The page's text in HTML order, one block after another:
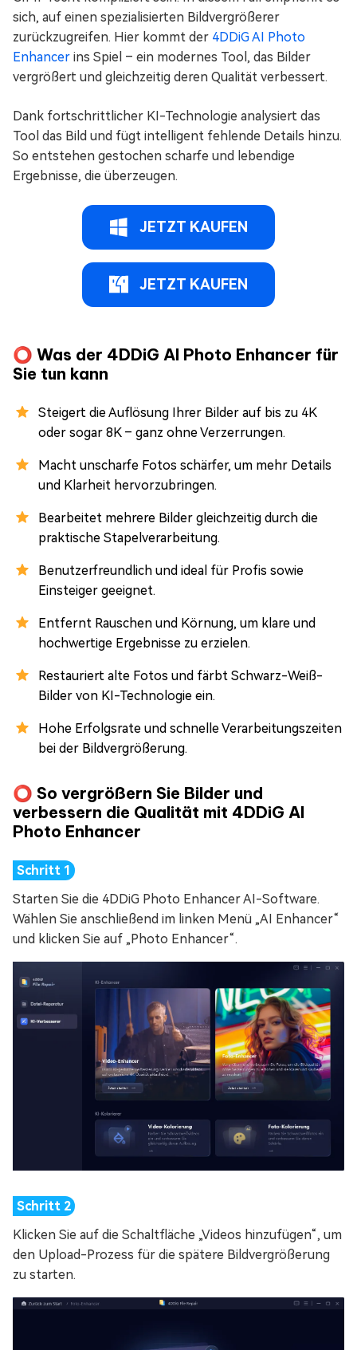
sich, auf einen spezialisierten Bildvergrößerer
zurückzugreifen. Hier kommt der 4DDiG AI Photo
Enhancer ins Spiel – ein modernes Tool, das Bilder
vergrößert und gleichzeitig deren Qualität verbessert.
Dank fortschrittlicher KI-Technologie analysiert das
Tool das Bild und fügt intelligent fehlende Details hinzu.
So entstehen gestochen scharfe und lebendige
Ergebnisse, die überzeugen.
JETZT KAUFEN
JETZT KAUFEN
⭕ Was der 4DDiG AI Photo Enhancer für
Sie tun kann
Steigert die Auflösung Ihrer Bilder auf bis zu 4K
oder sogar 8K – ganz ohne Verzerrungen.
Macht unscharfe Fotos schärfer, um mehr Details
und Klarheit hervorzubringen.
Bearbeitet mehrere Bilder gleichzeitig durch die
praktische Stapelverarbeitung.
Benutzerfreundlich und ideal für Profis sowie
Einsteiger geeignet.
Entfernt Rauschen und Körnung, um klare und
hochwertige Ergebnisse zu erzielen.
Restauriert alte Fotos und färbt Schwarz-Weiß-
Bilder von KI-Technologie ein.
Hohe Erfolgsrate und schnelle Verarbeitungszeiten
bei der Bildvergrößerung.
⭕ So vergrößern Sie Bilder und
verbessern die Qualität mit 4DDiG AI
Photo Enhancer
Starten Sie die 4DDiG Photo Enhancer AI-Software.
Wählen Sie anschließend im linken Menü „AI Enhancer“
und klicken Sie auf „Photo Enhancer“.
Klicken Sie auf die Schaltfläche „Videos hinzufügen“, um
den Upload-Prozess für die spätere Bildvergrößerung
zu starten.